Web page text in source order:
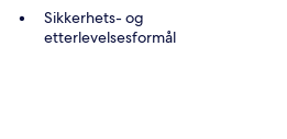
Sikkerhets- og
etterlevelsesformål